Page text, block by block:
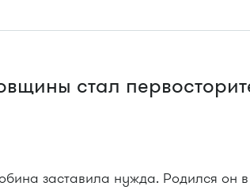
стал
заставила нужда. Родился он в